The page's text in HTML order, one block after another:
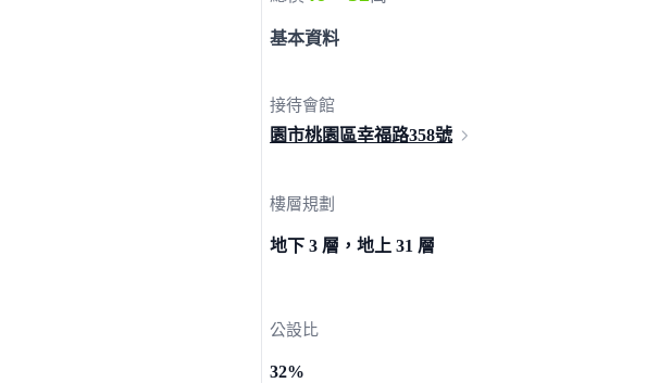
基本資料
接待會館
園市桃園區幸福路358號
樓層規劃
地下 3 層，地上 31 層
公設比
32%